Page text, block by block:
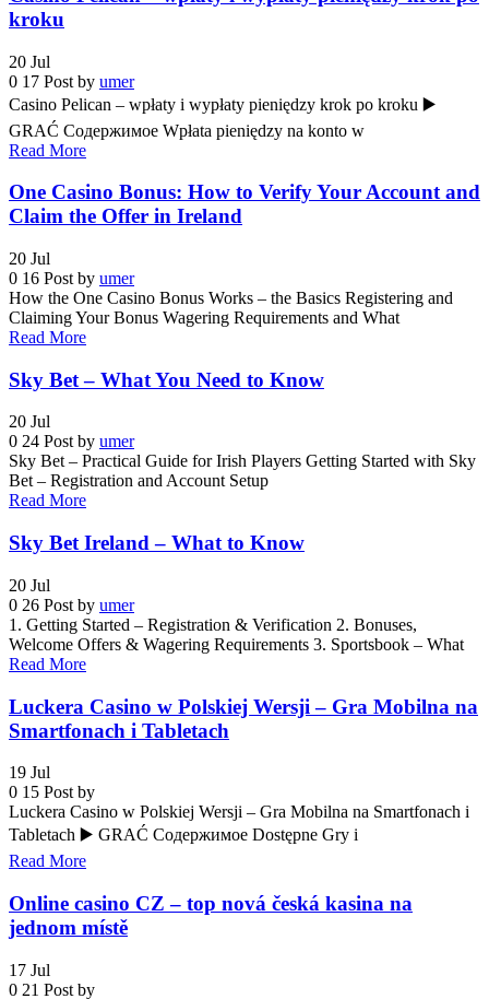
kroku
20 Jul
0 17 Post by umer
Casino Pelican – wpłaty i wypłaty pieniędzy krok po kroku ▶️
GRAĆ Содержимое Wpłata pieniędzy na konto w
Read More
One Casino Bonus: How to Verify Your Account and
Claim the Offer in Ireland
20 Jul
0 16 Post by umer
How the One Casino Bonus Works – the Basics Registering and
Claiming Your Bonus Wagering Requirements and What
Read More
Sky Bet – What You Need to Know
20 Jul
0 24 Post by umer
Sky Bet – Practical Guide for Irish Players Getting Started with Sky
Bet – Registration and Account Setup
Read More
Sky Bet Ireland – What to Know
20 Jul
0 26 Post by umer
1. Getting Started – Registration & Verification 2. Bonuses,
Welcome Offers & Wagering Requirements 3. Sportsbook – What
Read More
Luckera Casino w Polskiej Wersji – Gra Mobilna na
Smartfonach i Tabletach
19 Jul
0 15 Post by
Luckera Casino w Polskiej Wersji – Gra Mobilna na Smartfonach i
Tabletach ▶️ GRAĆ Содержимое Dostępne Gry i
Read More
Online casino CZ – top nová česká kasina na
jednom místě
17 Jul
0 21 Post by